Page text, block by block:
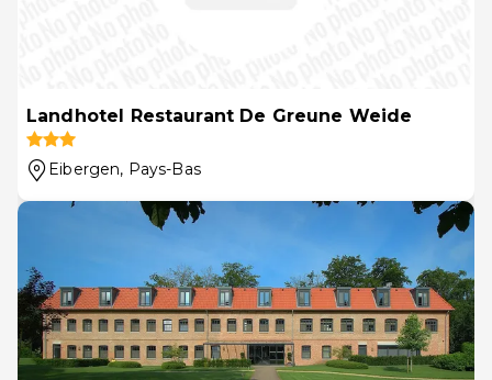
Landhotel Restaurant De Greune Weide
Eibergen, Pays-Bas